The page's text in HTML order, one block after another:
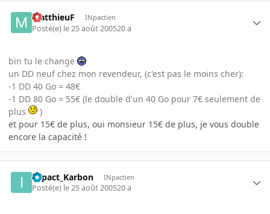
MatthieuF INpactien
Posté(e) le 25 août 200520 a
bin tu le change
un DD neuf chez mon revendeur, (c'est pas le moins cher):
-1 DD 40 Go = 48€
-1 DD 80 Go = 55€ (le double d'un 40 Go pour 7€ seulement de
plus
)
et pour 15€ de plus, oui monsieur 15€ de plus, je vous double
encore la capacité !
INpact_Karbon INpactien
Posté(e) le 25 août 200520 a